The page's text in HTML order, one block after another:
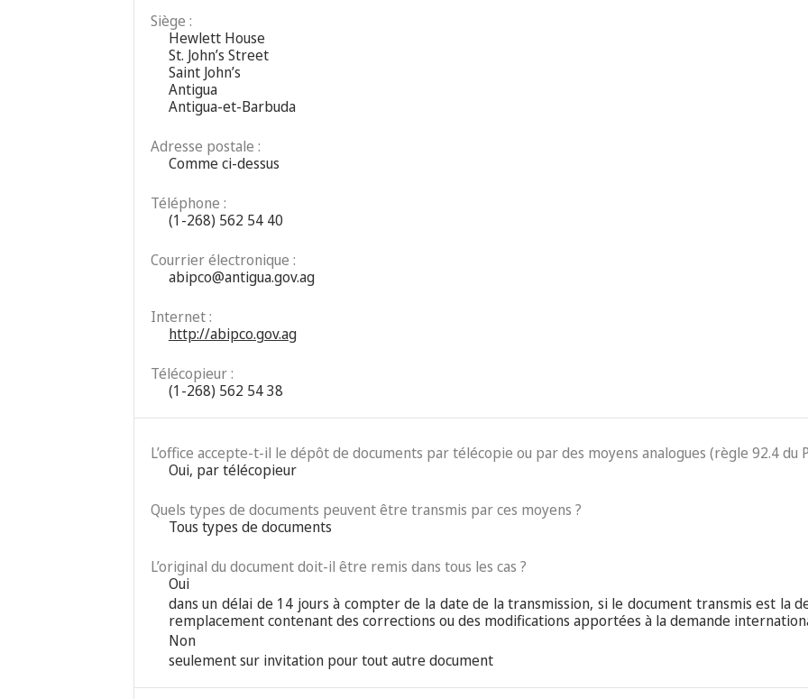
Siège :
Hewlett House
St. John’s Street
Saint John’s
Antigua
Antigua-et-Barbuda
Adresse postale :
Comme ci-dessus
Téléphone :
(1-268) 562 54 40
Courrier électronique :
abipco@antigua.gov.ag
Internet :
http://abipco.gov.ag
Télécopieur :
(1-268) 562 54 38
L’office accepte-t-il le dépôt de documents par télécopie ou par des moyens analogues (règle 92.4 du
Oui, par télécopieur
Quels types de documents peuvent être transmis par ces moyens ?
Tous types de documents
L’original du document doit-il être remis dans tous les cas ?
Oui
dans un délai de 14 jours à compter de la date de la transmission, si le document transmis est la
remplacement contenant des corrections ou des modifications apportées à la demande
Non
seulement sur invitation pour tout autre document